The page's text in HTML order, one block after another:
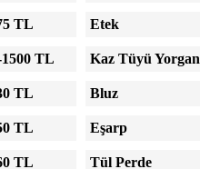
TL Etek
1500 TL Kaz Tüyü Yorgan
TL Bluz
TL Eşarp
TL Tül Perde